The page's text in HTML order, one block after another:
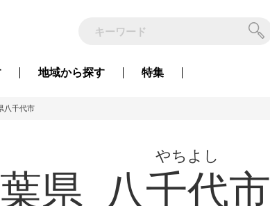
地域から探す 特集
八千代市
県 八千代市
やちよし